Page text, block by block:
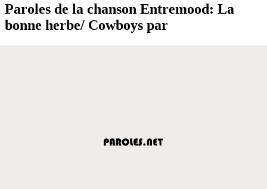
Paroles de la chanson Entremood: La
bonne herbe/ Cowboys par